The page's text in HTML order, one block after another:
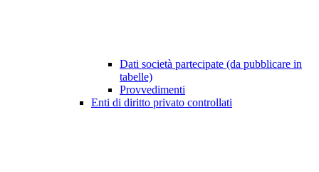
Dati società partecipate (da pubblicare in
tabelle)
Provvedimenti
Enti di diritto privato controllati